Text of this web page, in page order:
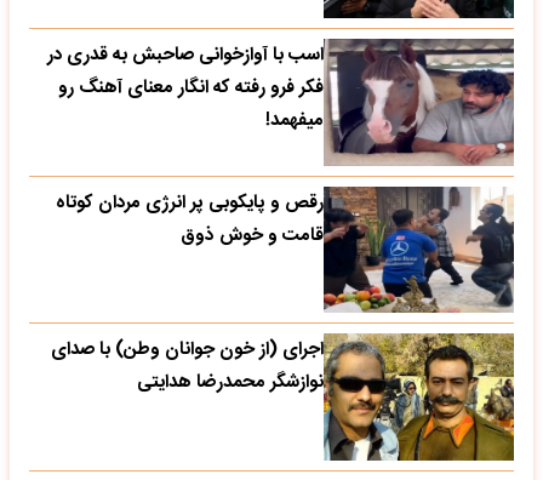
اسب با آوازخوانی صاحبش به قدری در
فکر فرو رفته که انگار معنای آهنگ رو
میفهمد!
رقص و پایکوبی پر انرژی مردان کوتاه
قامت و خوش ذوق
اجرای (از خون جوانان وطن) با صدای
نوازشگر محمدرضا هدایتی